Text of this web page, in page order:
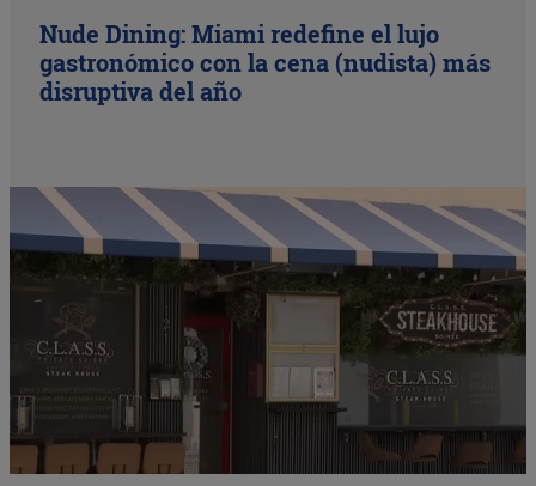
Nude Dining: Miami redefine el lujo
gastronómico con la cena (nudista) más
disruptiva del año